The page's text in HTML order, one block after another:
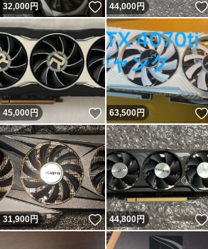
32,000円 いいね！
44,000円
45,000円 いいね！
63,500円
31,900円 いいね！
44,800円